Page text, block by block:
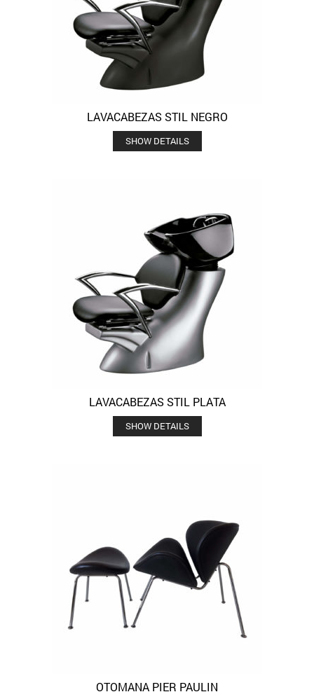
LAVACABEZAS STIL NEGRO
SHOW DETAILS
LAVACABEZAS STIL PLATA
SHOW DETAILS
OTOMANA PIER PAULIN